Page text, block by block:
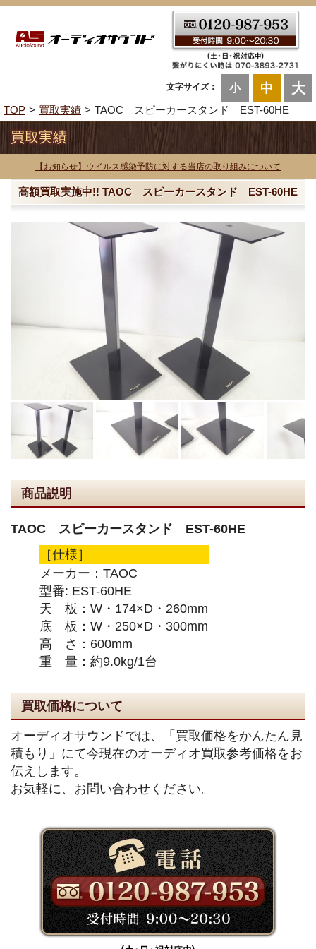
文字サイズ： 小 中 大
TOP 買取実績 TAOC スピーカースタンド EST-60HE
買取実績
【お知らせ】ウイルス感染予防に対する当店の取り組みについて
高額買取実施中!! TAOC スピーカースタンド EST-60HE
商品説明
TAOC スピーカースタンド EST-60HE
［仕様］
メーカー：TAOC
型番: EST-60HE
天 板：W・174×D・260mm
底 板：W・250×D・300mm
高 さ：600mm
重 量：約9.0kg/1台
買取価格について
オーディオサウンドでは、「買取価格をかんたん見
積もり」にて今現在のオーディオ買取参考価格をお
伝えします。
お気軽に、お問い合わせください。